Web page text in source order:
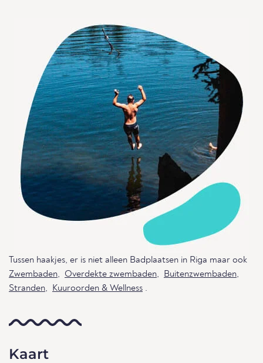
Tussen haakjes, er is niet alleen Badplaatsen in Riga maar ook
Zwembaden, Overdekte zwembaden, Buitenzwembaden,
Stranden, Kuuroorden & Wellness .
Kaart